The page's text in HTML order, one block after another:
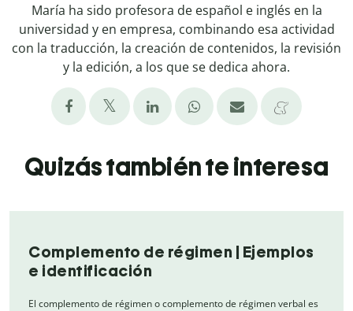
María ha sido profesora de español e inglés en la
universidad y en empresa, combinando esa actividad
con la traducción, la creación de contenidos, la revisión
y la edición, a los que se dedica ahora.
Quizás también te interesa
Complemento de régimen | Ejemplos
e identificación
El complemento de régimen o complemento de régimen verbal es